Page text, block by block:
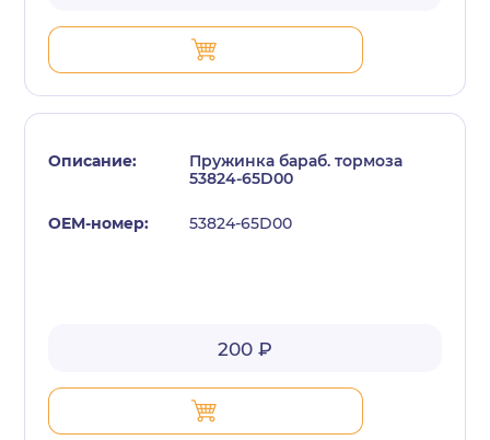
Пружинка бараб. тормоза
53824-65D00
53824-65D00
200 ₽